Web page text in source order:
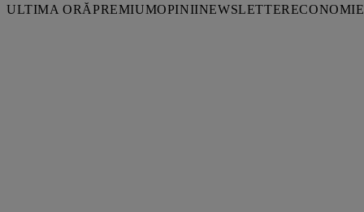
ULTIMA ORĂPREMIUMOPINIINEWSLETTERECONOMIE